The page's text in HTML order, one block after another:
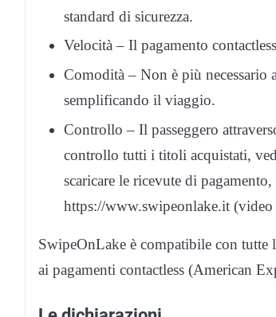
standard di sicurezza.
Velocità – Il pagamento
Comodità – Non è più necessario
semplificando il viaggio.
Controllo – Il passeggero
controllo tutti i titoli acquistati,
scaricare le ricevute di
https://www.swipeonlake.it
SwipeOnLake è compatibile con tutte
ai pagamenti contactless (American